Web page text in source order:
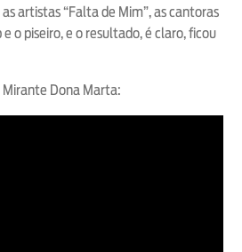
artistas “Falta de Mim”, as cantoras
o piseiro, e o resultado, é claro, ficou
Mirante Dona Marta: